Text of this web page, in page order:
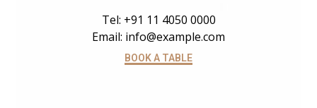
Tel: +91 11 4050 0000
Email: info@example.com
BOOK A TABLE